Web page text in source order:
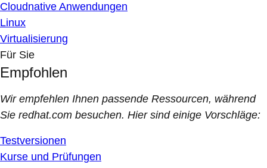
Cloudnative Anwendungen
Linux
Virtualisierung
Für Sie
Empfohlen
Wir empfehlen Ihnen passende Ressourcen, während
Sie redhat.com besuchen. Hier sind einige Vorschläge:
Testversionen
Kurse und Prüfungen